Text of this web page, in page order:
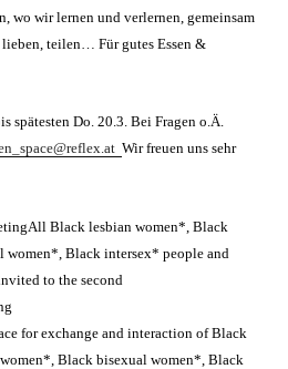
wo wir lernen und verlernen, gemeinsam
lieben, teilen… Für gutes Essen &
spätesten Do. 20.3. Bei Fragen o.Ä.
Wir freuen uns sehr
All Black lesbian women*, Black
women*, Black intersex* people and
to the second
for exchange and interaction of Black
Black bisexual women*, Black